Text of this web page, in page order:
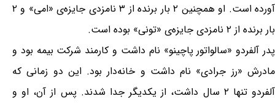
آورده است. او همچنین ۲ بار برنده از ۳ نامزدی جایزه‌ی «امی» و ۲
بار برنده از ۲ نامزدی جایزه‌ی «تونی» بوده است.
پدر آلفردو «سالواتور پاچینو» نام داشت و کارمند شرکت بیمه بود و
مادرش «رز جرادی» نام داشت و خانه‌دار بود. این دو زمانی که
آلفردو تنها ۲ سال داشت، از یکدیگر جدا شدند. پس از آن، او و